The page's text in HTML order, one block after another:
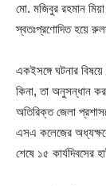
মো. মজিবুর রহমান মিয়া
স্বতঃপ্রণোদিত হয়ে
একইসঙ্গে ঘটনার
কিনা, তা অনুসন্ধান
অতিরিক্ত জেলা
এসএ কলেজের
শেষে ১৫ কার্যদিবসের